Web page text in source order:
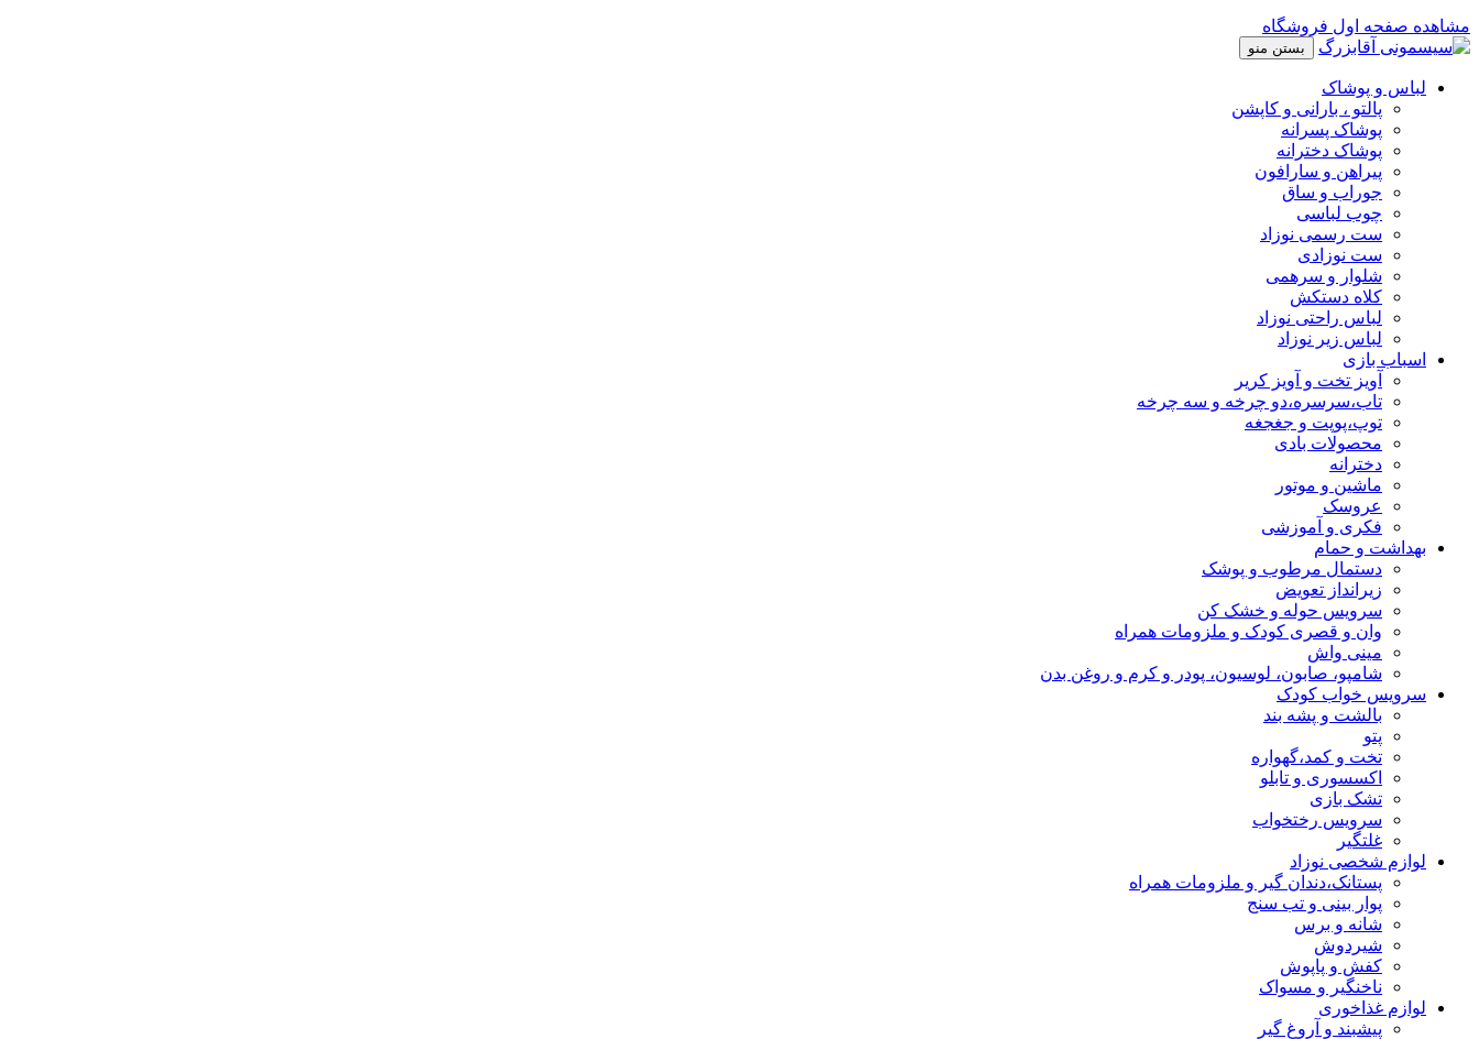
مشاهده صفحه اول فروشگاه
بستن منو
لباس و پوشاک
پالتو ، بارانی و کاپشن
پوشاک پسرانه
پوشاک دخترانه
پیراهن و سارافون
جوراب و ساق
چوب لباسی
ست رسمی نوزاد
ست نوزادی
شلوار و سرهمی
کلاه دستکش
لباس راحتی نوزاد
لباس زیر نوزاد
اسباب بازی
آویز تخت و آویز کریر
تاب،سرسره،دو چرخه و سه چرخه
توپ،پوپت و جغجغه
محصولات بادی
دخترانه
ماشین و موتور
عروسک
فکری و آموزشی
بهداشت و حمام
دستمال مرطوب و پوشک
زیرانداز تعویض
سرویس حوله و خشک کن
وان و قصری کودک و ملزومات همراه
مینی واش
شامپو، صابون، لوسیون، پودر و کرم و روغن بدن
سرویس خواب کودک
بالشت و پشه بند
پتو
تخت و کمد،گهواره
اکسسوری و تابلو
تشک بازی
سرویس رختخواب
غلتگیر
لوازم شخصی نوزاد
پستانک،دندان گیر و ملزومات همراه
پوار بینی و تب سنج
شانه و برس
شیردوش
کفش و پاپوش
ناخنگیر و مسواک
لوازم غذاخوری
پیشبند و آروغ گیر